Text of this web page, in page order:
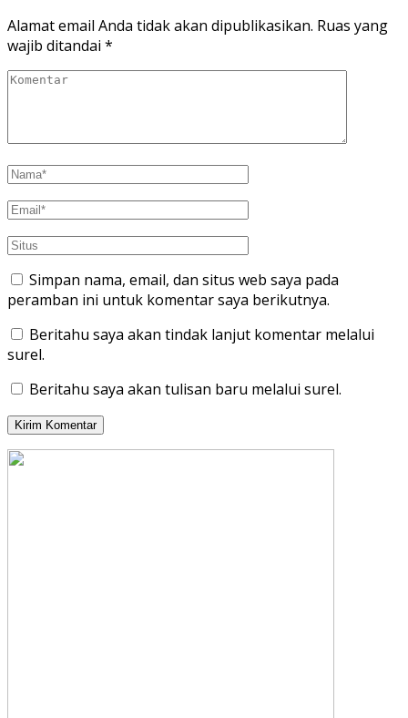
Alamat email Anda tidak akan dipublikasikan. Ruas yang
wajib ditandai *
Simpan nama, email, dan situs web saya pada
peramban ini untuk komentar saya berikutnya.
Beritahu saya akan tindak lanjut komentar melalui
surel.
Beritahu saya akan tulisan baru melalui surel.